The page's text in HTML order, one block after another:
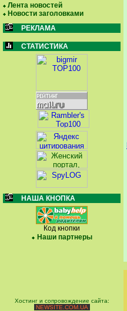
Лента новостей
Новости заголовками
РЕКЛАМА
СТАТИСТИКА
НАША КНОПКА
Код кнопки
Наши партнеры
Хостинг и сопровождение сайта:
NEWSITE.COM.UA